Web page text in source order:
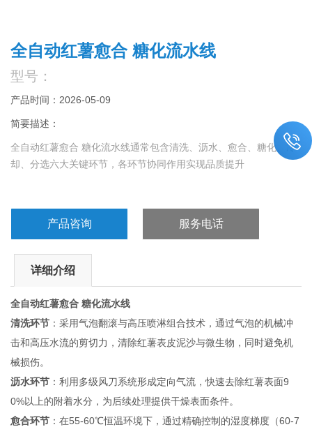
全自动红薯愈合 糖化流水线
型号：
产品时间：2026-05-09
简要描述：
全自动红薯愈合 糖化流水线通常包含清洗、沥水、愈合、糖化、冷
却、分选六大关键环节，各环节协同作用实现品质提升
产品咨询 服务电话
详细介绍
全自动红薯愈合 糖化流水线
清洗环节 ：采用气泡翻滚与高压喷淋组合技术，通过气泡的机械冲
击和高压水流的剪切力，清除红薯表皮泥沙与微生物，同时避免机
械损伤。
沥水环节 ：利用多级风刀系统形成定向气流，快速去除红薯表面9
0%以上的附着水分，为后续处理提供干燥表面条件。
愈合环节 ：在55-60℃恒温环境下，通过精确控制的湿度梯度（60-7